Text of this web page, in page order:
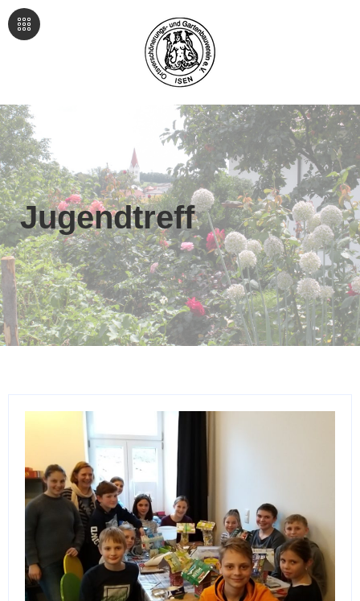
Jugendtreff